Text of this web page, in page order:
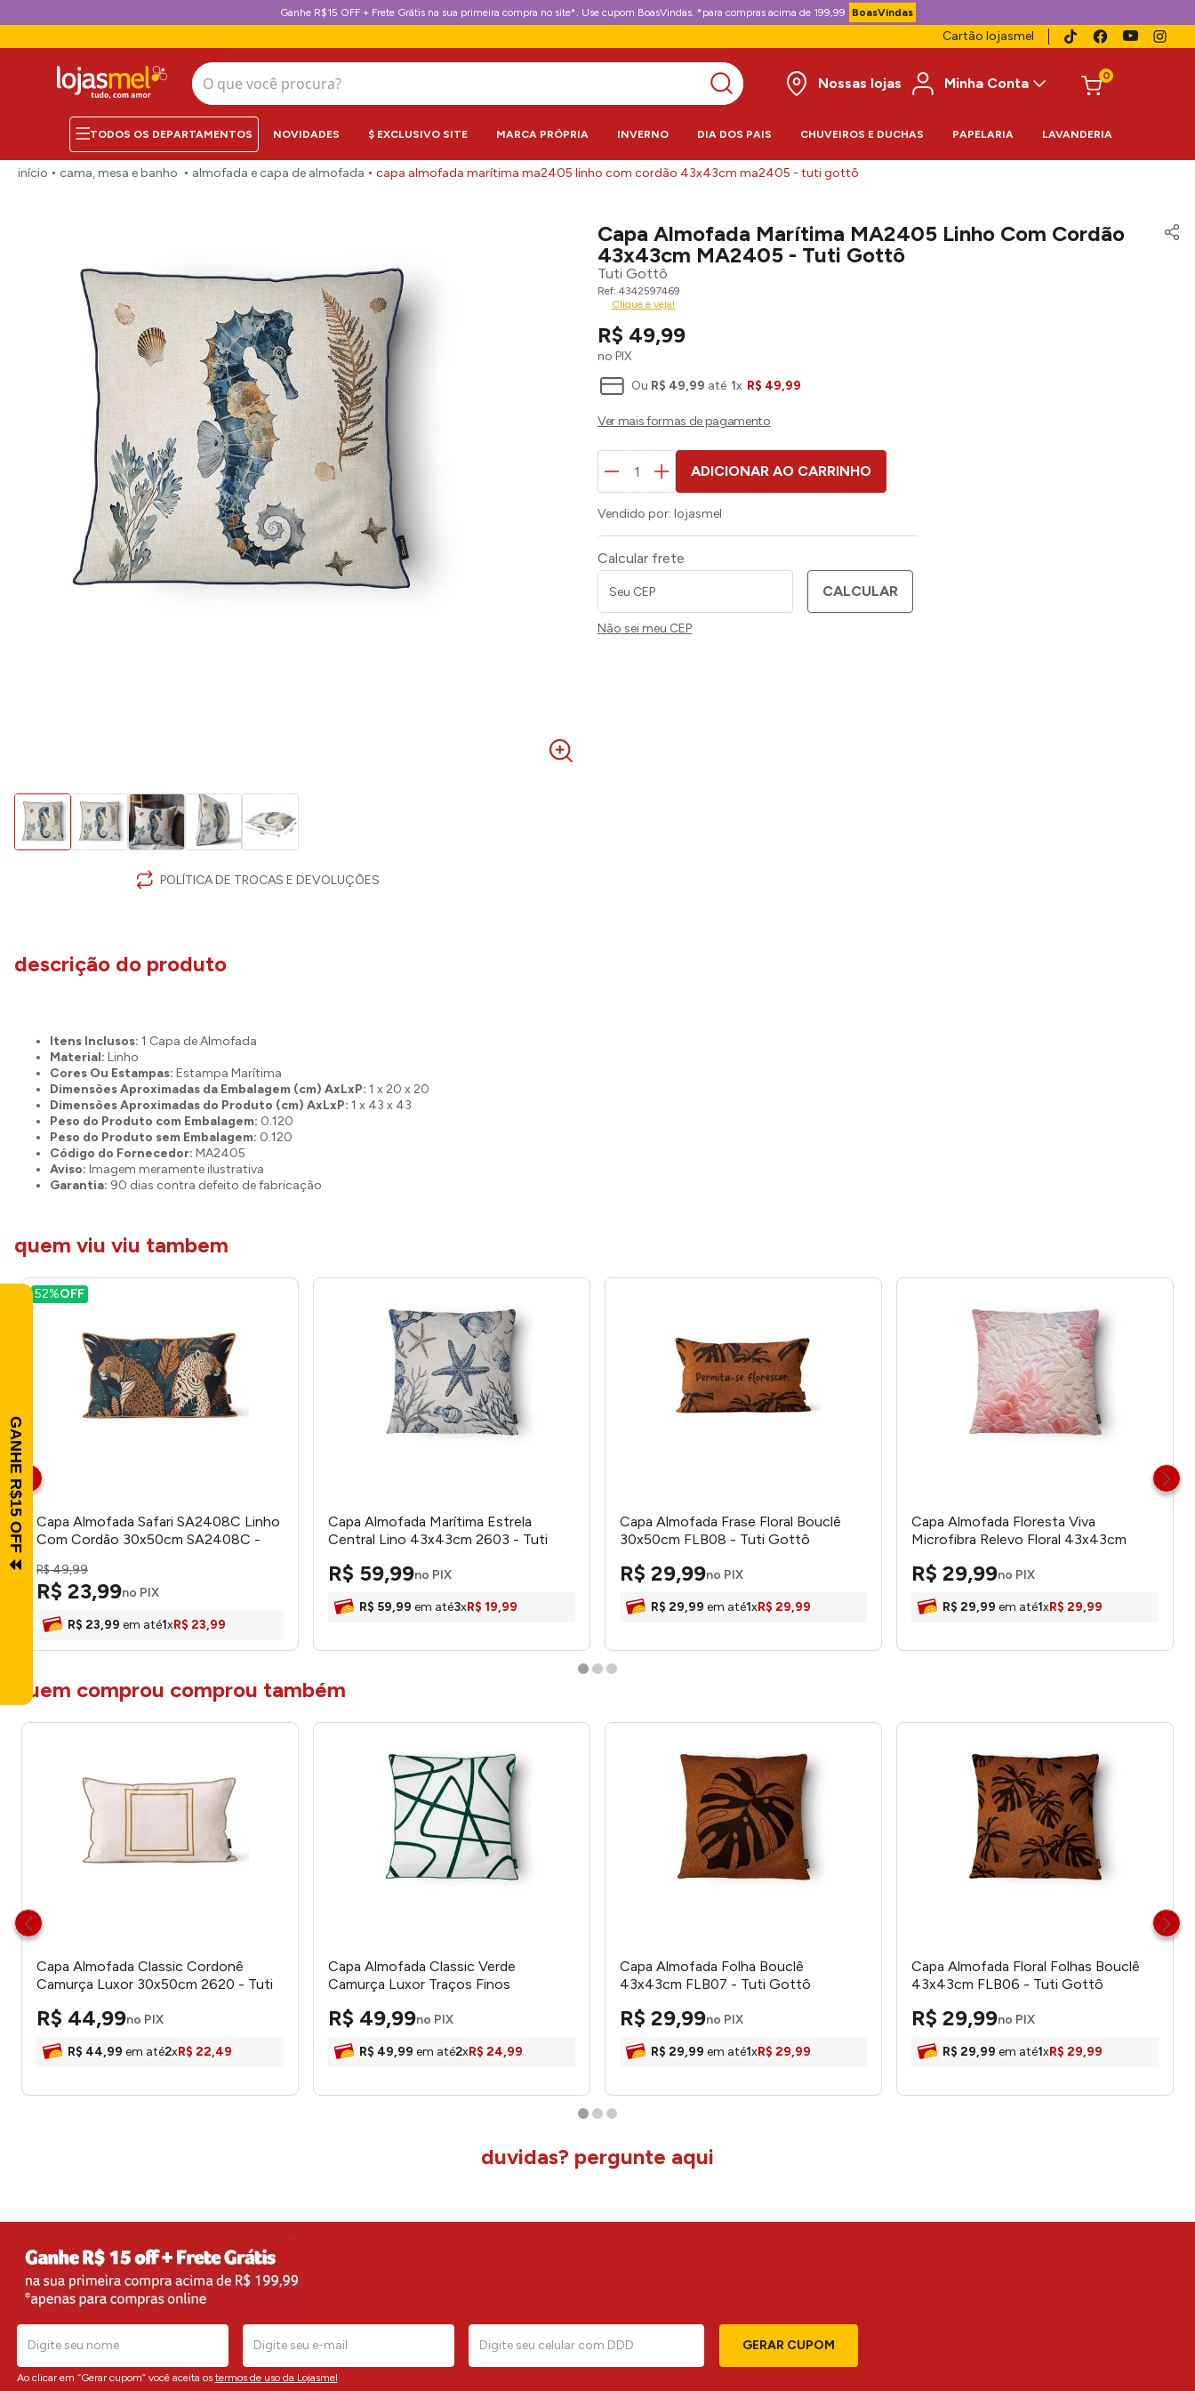
Ganhe R$15 OFF + Frete Grátis na sua primeira compra no site*. Use cupom BoasVindas. *para compras acima de 199,99 BoasVindas
Cartão lojasmel
O que você procura?
Nossas lojas
Minha Conta 0
NOVIDADES $ EXCLUSIVO SITE MARCA PRÓPRIA INVERNO DIA DOS PAIS CHUVEIROS E DUCHAS PAPELARIA LAVANDERIA
cama, mesa e banho almofada e capa de almofada capa almofada marítima ma2405 linho com cordão 43x43cm ma2405 - tuti gottô
POLÍTICA DE TROCAS E DEVOLUÇÕES
Capa Almofada Marítima MA2405 Linho Com Cordão
43x43cm MA2405 - Tuti Gottô
Tuti Gottô
4342597469
Clique e veja!
R$ 49,99
no PIX
Ou R$ 49,99 até 1x R$ 49,99
ADICIONAR AO CARRINHO
Vendido por: lojasmel
Calcular frete
CALCULAR
Não sei meu CEP
descrição do produto
Itens Inclusos: 1 Capa de Almofada
Material: Linho
Cores Ou Estampas: Estampa Marítima
Dimensões Aproximadas da Embalagem (cm) AxLxP: 1 x 20 x 20
Dimensões Aproximadas do Produto (cm) AxLxP: 1 x 43 x 43
Peso do Produto com Embalagem: 0.120
Peso do Produto sem Embalagem: 0.120
Código do Fornecedor: MA2405
Aviso: Imagem meramente ilustrativa
Garantia: 90 dias contra defeito de fabricação
quem viu viu tambem
52%OFF
Capa Almofada Safari SA2408C Linho
Com Cordão 30x50cm SA2408C -
R$49,99
R$ 23,99no PIX
R$ 23,99 em até1xR$ 23,99
Capa Almofada Marítima Estrela
Central Lino 43x43cm 2603 - Tuti
R$ 59,99no PIX
R$ 59,99 em até3xR$ 19,99
Capa Almofada Frase Floral Bouclê
30x50cm FLB08 - Tuti Gottô
R$ 29,99no PIX
R$ 29,99 em até1xR$ 29,99
Capa Almofada Floresta Viva
Microfibra Relevo Floral 43x43cm
R$ 29,99no PIX
R$ 29,99 em até1xR$ 29,99
quem comprou comprou também
Capa Almofada Classic Cordonê
Camurça Luxor 30x50cm 2620 - Tuti
R$ 44,99no PIX
R$ 44,99 em até2xR$ 22,49
Capa Almofada Classic Verde
Camurça Luxor Traços Finos
R$ 49,99no PIX
R$ 49,99 em até2xR$ 24,99
Capa Almofada Folha Bouclê
43x43cm FLB07 - Tuti Gottô
R$ 29,99no PIX
R$ 29,99 em até1xR$ 29,99
Capa Almofada Floral Folhas Bouclê
43x43cm FLB06 - Tuti Gottô
R$ 29,99no PIX
R$ 29,99 em até1xR$ 29,99
duvidas? pergunte aqui
GERAR CUPOM
Ao clicar em “Gerar cupom” você aceita os termos de uso da Lojasmel